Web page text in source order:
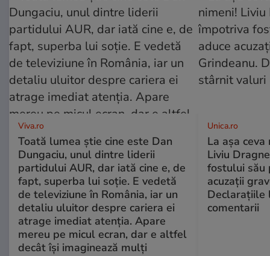
Viva.ro
Toată lumea știe cine este Dan
Dungaciu, unul dintre liderii
partidului AUR, dar iată cine e, de
fapt, superba lui soție. E vedetă
de televiziune în România, iar un
detaliu uluitor despre cariera ei
atrage imediat atenția. Apare
mereu pe micul ecran, dar e altfel
decât își imaginează mulți
Unica.ro
La așa
Liviu
fostului său
acuzații
Declarațiile
comentarii